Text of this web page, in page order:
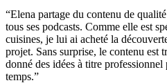
“Elena partage du contenu de
tous ses podcasts. Comme elle est
cuisines, je lui ai acheté la
projet. Sans surprise, le contenu est
donné des idées à titre
temps.”